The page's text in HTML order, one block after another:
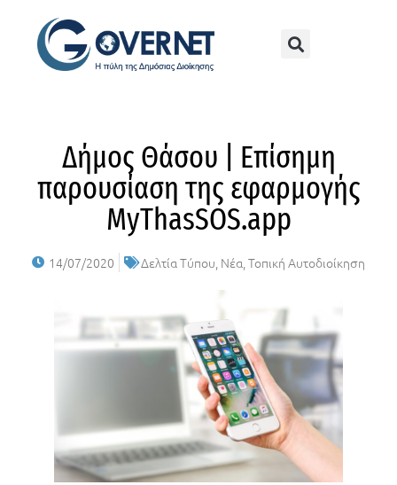
Δήμος Θάσου | Επίσημη
παρουσίαση της εφαρμογής
MyThasSOS.app
14/07/2020 Δελτία Τύπου Νέα Τοπική Αυτοδιοίκηση